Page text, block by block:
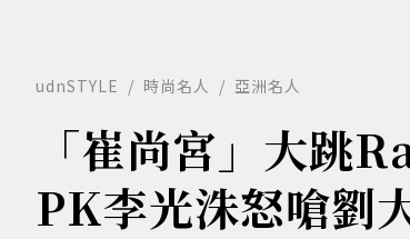
udnSTYLE 時尚名人 亞洲名人
「崔尚宮」大跳
PK李光洙怒嗆劉